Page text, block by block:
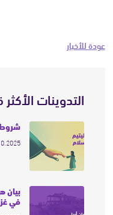
عودة للأخبار
التدوينات الأكثر
شروط
بيان
في غزة